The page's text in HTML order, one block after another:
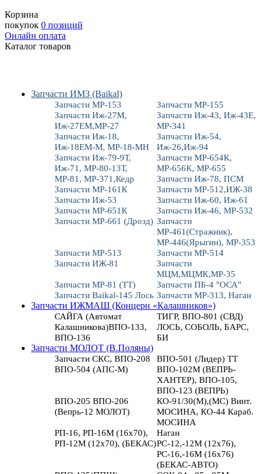
Корзина
покупок 0 позиций
Онлайн оплата
Каталог товаров
Запчасти ИМЗ (Baikal)
Запчасти МР-153
Запчасти МР-155
Запчасти Иж-27М,
Иж-27ЕМ,МР-27
Запчасти Иж-43, Иж-43Е,
МР-341
Запчасти Иж-18,
Иж-18ЕМ-М, МР-18-МН
Запчасти Иж-54,
Иж-26,Иж-94
Запчасти Иж-79-9Т,
Иж-71, МР-80-13Т,
МР-81, МР-371,Кедр
Запчасти МР-654К,
МР-656К, МР-655
Запчасти Иж-78, ПСМ
Запчасти МР-161К
Запчасти МР-512,ИЖ-38
Запчасти Иж-53
Запчасти Иж-60, Иж-61
Запчасти МР-651К
Запчасти Иж-46, МР-532
Запчасти МР-661 (Дрозд) Запчасти
МР-461(Стражник),
МР-446(Ярыгин), МР-353
Запчасти МР-513
Запчасти МР-514
Запчасти ИЖ-81
Запчасти
МЦМ,МЦМК,МР-35
Запчасти МР-81 (ТТ)
Запчасти ПБ-4 "ОСА"
Запчасти Baikal-145 Лось Запчасти МР-313, Наган
Запчасти ИЖМАШ (Концерн «Калашников»)
САЙГА (Автомат
Калашникова)ВПО-133,
ВПО-136
ТИГР, ВПО-801 (СВД)
ЛОСЬ, СОБОЛЬ, БАРС,
БИ
Запчасти МОЛОТ (В.Поляны)
Запчасти СКС, ВПО-208
ВПО-501 (Лидер) ТТ
ВПО-504 (АПС-М)
ВПО-102М (ВЕПРЬ-
ХАНТЕР), ВПО-105,
ВПО-123 (ВЕПРЬ)
ВПО-205 ВПО-206
(Вепрь-12 МОЛОТ)
КО-91/30(М),(МС) Винт.
МОСИНА, КО-44 Караб.
МОСИНА
РП-16, РП-16М (16х70),
РП-12М (12х70), (БЕКАС)
Наган
РС-12,-12М (12х76),
РС-16,-16М (16х76)
(БЕКАС-АВТО)